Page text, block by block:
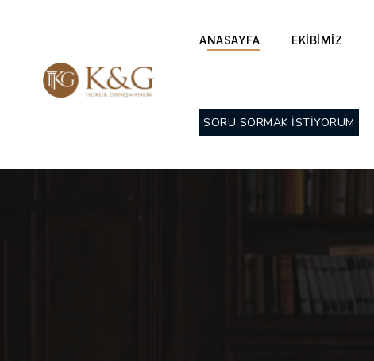
ANASAYFA EKİBİMİZ
SORU SORMAK İSTİYORUM